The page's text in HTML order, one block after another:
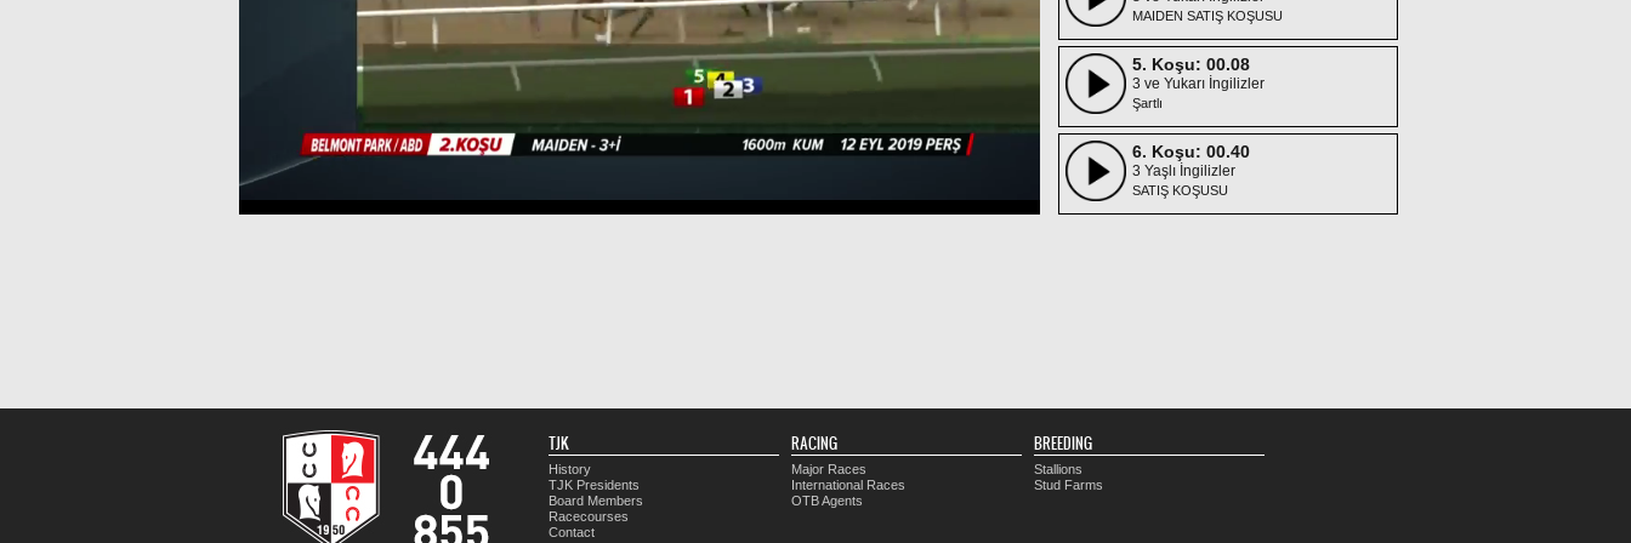
MAIDEN SATIŞ KOŞUSU
5. Koşu: 00.08
3 ve Yukarı İngilizler
Şartlı
6. Koşu: 00.40
3 Yaşlı İngilizler
SATIŞ KOŞUSU
TJK
History
TJK Presidents
Board Members
Racecourses
Contact
RACING
Major Races
International Races
OTB Agents
BREEDING
Stallions
Stud Farms